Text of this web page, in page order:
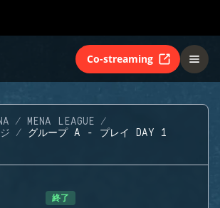
Co-streaming
MENA LEAGUE
グループ A - プレイ DAY 1
終了